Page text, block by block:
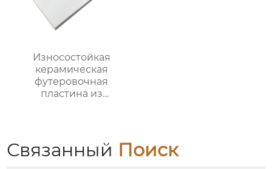
Износостойкая
керамическая
футеровочная
пластина из
Связанный Поиск